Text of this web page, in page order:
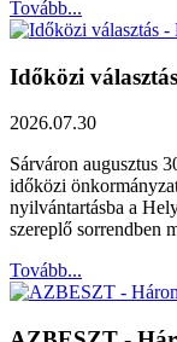
Tovább...
Időközi
2026.07.30
Sárváron augusztus
időközi
nyilvántartásba a
szereplő sorrendben
Tovább...